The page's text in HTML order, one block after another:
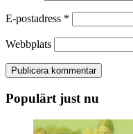
E-postadress *
Webbplats
Populärt just nu